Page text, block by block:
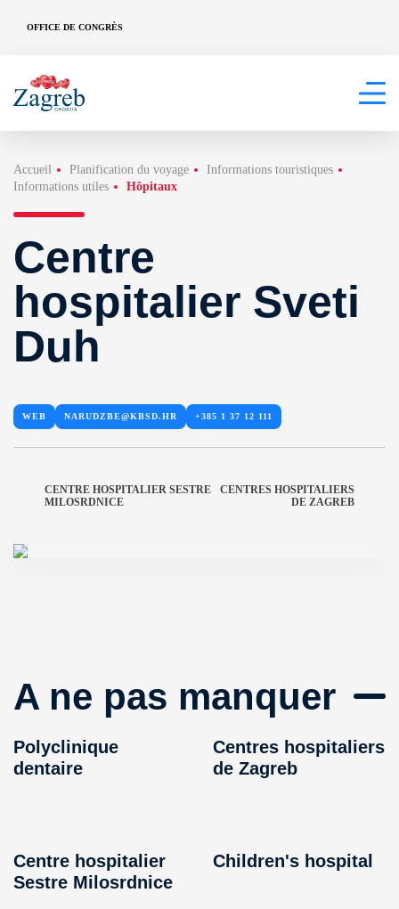
OFFICE DE CONGRÈS
Accueil Planification du voyage
Informations touristiques
Informations utiles
Hôpitaux
Centre
hospitalier Sveti
Duh
WEB NARUDZBE@KBSD.HR +385 1 37 12 111
CENTRE HOSPITALIER SESTRE
MILOSRDNICE
CENTRES HOSPITALIERS
DE ZAGREB
A ne pas manquer
Polyclinique
dentaire
Centres hospitaliers
de Zagreb
Centre hospitalier
Sestre Milosrdnice
Children's hospital